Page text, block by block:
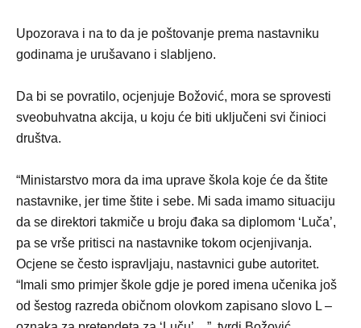
Upozorava i na to da je poštovanje prema nastavniku
godinama je urušavano i slabljeno.
Da bi se povratilo, ocjenjuje Božović, mora se sprovesti
sveobuhvatna akcija, u koju će biti uključeni svi činioci
društva.
“Ministarstvo mora da ima uprave škola koje će da štite
nastavnike, jer time štite i sebe. Mi sada imamo situaciju
da se direktori takmiče u broju đaka sa diplomom ‘Luča’,
pa se vrše pritisci na nastavnike tokom ocjenjivanja.
Ocjene se često ispravljaju, nastavnici gube autoritet.
“Imali smo primjer škole gdje je pored imena učenika još
od šestog razreda običnom olovkom zapisano slovo L –